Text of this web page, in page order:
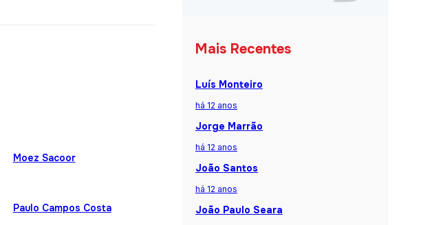
Moez Sacoor
Paulo Campos Costa
Mais Recentes
Luís Monteiro
há 12 anos
Jorge Marrão
há 12 anos
João Santos
há 12 anos
João Paulo Seara